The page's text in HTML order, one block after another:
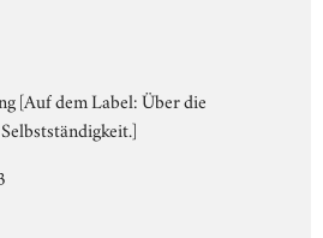
[Auf dem Label: Über die